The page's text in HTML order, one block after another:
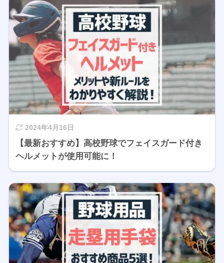
2024年4月16日
【最新おすすめ】高校野球でフェイスガード付き
ヘルメットが使用可能に！